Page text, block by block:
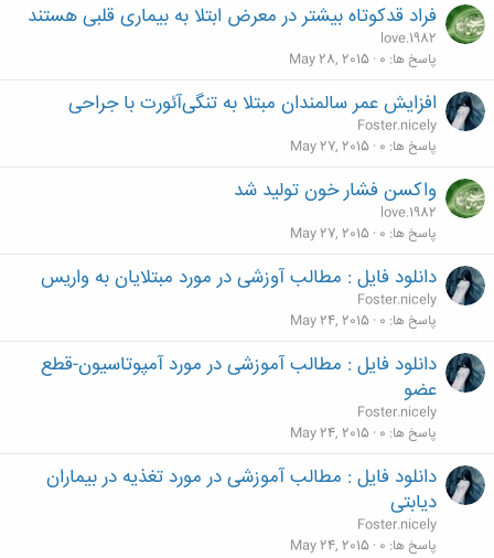
فراد قدکوتاه‌ بیشتر در معرض ابتلا به بیماری قلبی هستند
love.1982
پاسخ ها 0
May 28, 2015
افزایش عمر سالمندان مبتلا به تنگی‌آئورت با جراحی
Foster.nicely
پاسخ ها 0
May 27, 2015
واکسن فشار خون تولید شد
love.1982
پاسخ ها 0
May 27, 2015
دانلود فایل : مطالب آوزشی در مورد مبتلایان به واریس
Foster.nicely
پاسخ ها 0
May 24, 2015
دانلود فایل : مطالب آموزشی در مورد آمپوتاسیون-قطع
عضو
Foster.nicely
پاسخ ها 0
May 24, 2015
دانلود فایل : مطالب آموزشی در مورد تغذیه در بیماران
دیابتی
Foster.nicely
پاسخ ها 0
May 24, 2015